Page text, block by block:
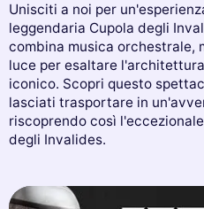
Unisciti a noi per
leggendaria Cupola degli
combina musica orchestrale,
luce per esaltare
iconico. Scopri questo
lasciati trasportare in
riscoprendo così
degli Invalides.